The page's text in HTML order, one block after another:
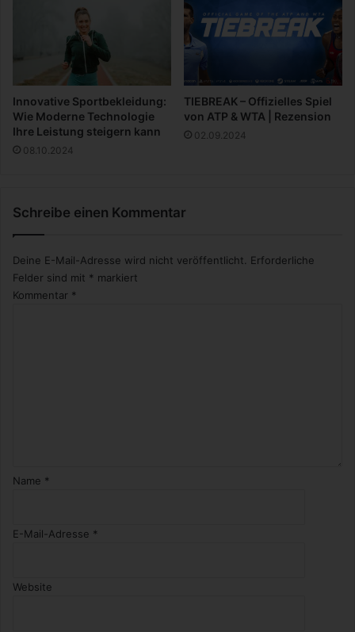
n
g
e
n
Innovative Sportbekleidung:
Wie Moderne Technologie
Ihre Leistung steigern kann
08.10.2024
TIEBREAK – Offizielles Spiel
von ATP & WTA | Rezension
02.09.2024
Schreibe einen Kommentar
Deine E-Mail-Adresse wird nicht veröffentlicht.
Erforderliche
Felder sind mit * markiert
Kommentar *
Name *
E-Mail-Adresse *
Website